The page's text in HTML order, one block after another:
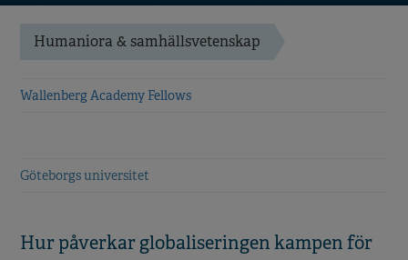
Humaniora & samhällsvetenskap
Wallenberg Academy Fellows
Göteborgs universitet
Hur påverkar globaliseringen kampen för